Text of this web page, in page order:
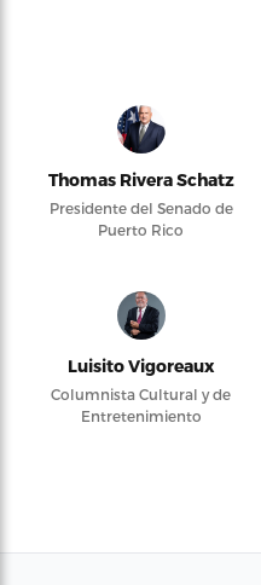
Thomas Rivera Schatz
Presidente del Senado de
Puerto Rico
Luisito Vigoreaux
Columnista Cultural y de
Entretenimiento